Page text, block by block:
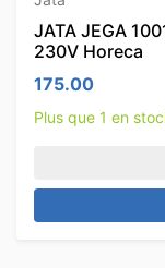
JATA JEGA
230V Horeca
175.00
Plus que 1 en